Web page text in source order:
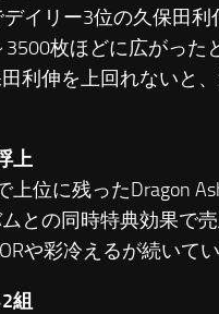
イリー3位の久保田利
枚ほどに広がった
利伸を上回れないと
上
位に残ったDragon
との同時特典効果で
や彩冷えるが続いてい
組